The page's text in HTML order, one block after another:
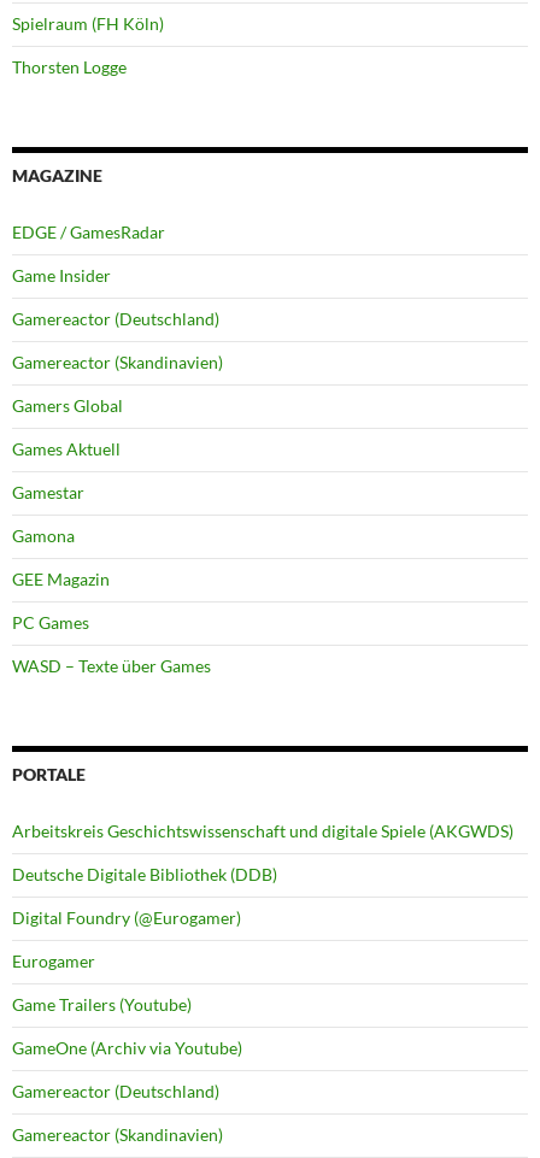
Spielraum (FH Köln)
Thorsten Logge
MAGAZINE
EDGE / GamesRadar
Game Insider
Gamereactor (Deutschland)
Gamereactor (Skandinavien)
Gamers Global
Games Aktuell
Gamestar
Gamona
GEE Magazin
PC Games
WASD – Texte über Games
PORTALE
Arbeitskreis Geschichtswissenschaft und digitale Spiele (AKGWDS)
Deutsche Digitale Bibliothek (DDB)
Digital Foundry (@Eurogamer)
Eurogamer
Game Trailers (Youtube)
GameOne (Archiv via Youtube)
Gamereactor (Deutschland)
Gamereactor (Skandinavien)